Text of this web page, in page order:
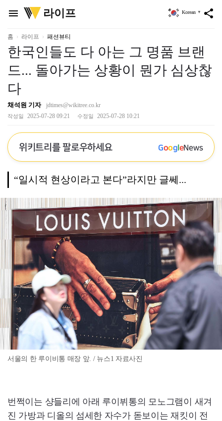
menu
위
키
리
라이프 share
Korean ▼
홈 라이프 패션뷰티
한국인들도 다 아는 그 명품 브랜
드... 돌아가는 상황이 뭔가 심상찮
다
채석원 기자 jdtimes@wikitree.co.kr
작성일 2025-07-28 09:21 수정일 2025-07-28 10:21
위키트리를 팔로우하세요 GoogleNews
“일시적 현상이라고 본다”라지만 글쎄...
서울의 한 루이비통 매장 앞. / 뉴스1 자료사진
번쩍이는 샹들리에 아래 루이뷔통의 모노그램이 새겨
진 가방과 디올의 섬세한 자수가 돋보이는 재킷이 전